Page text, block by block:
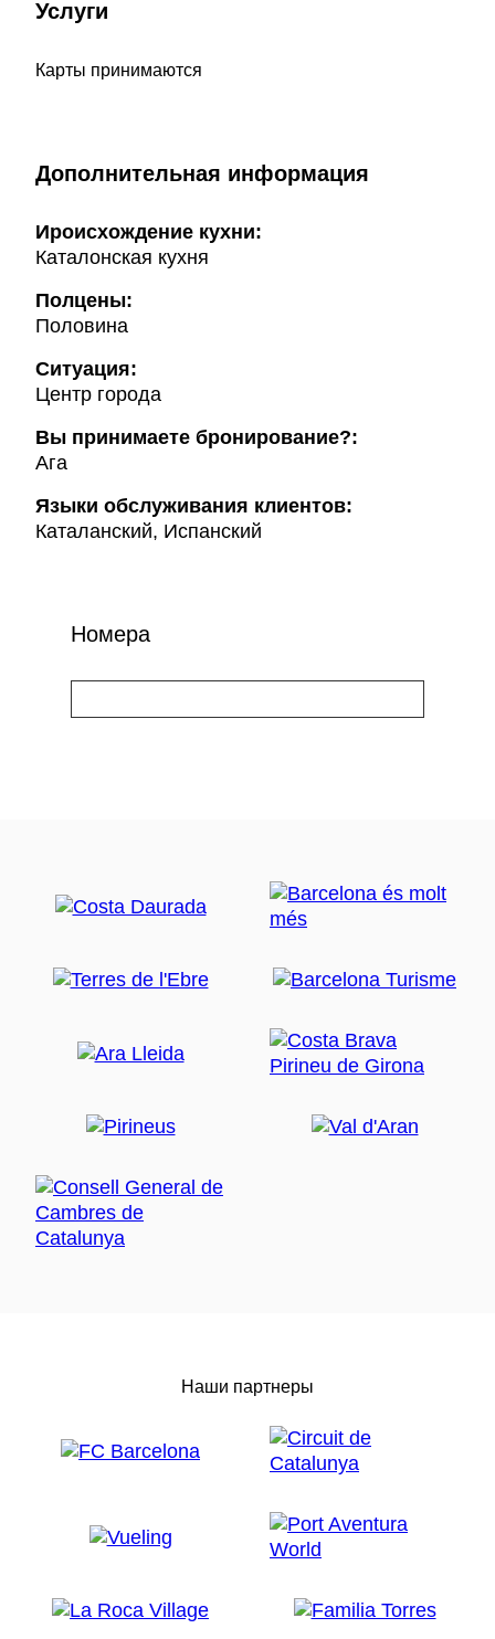
Услуги
Карты принимаются
Дополнительная информация
Ироисхождение кухни:
Каталонская кухня
Полцены:
Половина
Ситуация:
Центр города
Вы принимаете бронирование?:
Ага
Языки обслуживания клиентов:
Каталанский, Испанский
Номера
Наши партнеры